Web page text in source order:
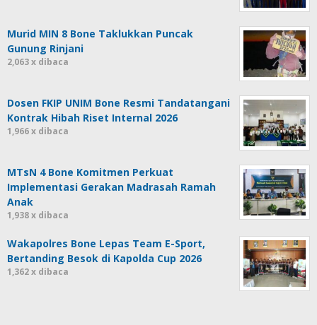
Murid MIN 8 Bone Taklukkan Puncak
Gunung Rinjani
2,063 x dibaca
Dosen FKIP UNIM Bone Resmi Tandatangani
Kontrak Hibah Riset Internal 2026
1,966 x dibaca
MTsN 4 Bone Komitmen Perkuat
Implementasi Gerakan Madrasah Ramah
Anak
1,938 x dibaca
Wakapolres Bone Lepas Team E-Sport,
Bertanding Besok di Kapolda Cup 2026
1,362 x dibaca